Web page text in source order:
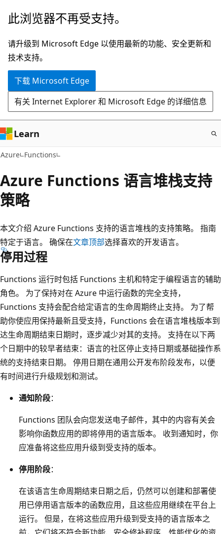
跳
主
要
内
此浏览器不再受支持。
请升级到 Microsoft Edge 以使用最新的功能、安全更新和
技术支持。
下载 Microsoft Edge
有关 Internet Explorer 和 Microsoft Edge 的详细信息
Learn
Azure Functions
Azure Functions 语言堆栈支持
策略
本文介绍 Azure Functions 支持的语言堆栈的支持策略。 指南
特定于语言。 确保在文章顶部选择喜欢的开发语言。
停用过程
Functions 运行时包括 Functions 主机和特定于编程语言的辅助
角色。 为了保持对在 Azure 中运行函数的完全支持，
Functions 支持会配合给定语言的生命周期终止支持。 为了帮
助你使应用保持最新且受支持，Functions 会在语言堆栈版本到
达生命周期结束日期时，逐步减少对其的支持。 支持在以下两
个日期中的较早者结束：语言的社区停止支持日期或基础操作系
统的支持结束日期。 停用日期在通用公开发布阶段发布，以便
有时间进行升级规划和测试。
通知阶段：
Functions 团队会向您发送电子邮件，其中的内容有关会
影响你函数应用的即将停用的语言版本。 收到通知时，你
应准备将这些应用升级到受支持的版本。
停用阶段：
在该语言生命周期结束日期之后，仍然可以创建和部署使
用已停用语言版本的函数应用，且这些应用继续在平台上
运行。 但是，在将这些应用升级到受支持的语言版本之